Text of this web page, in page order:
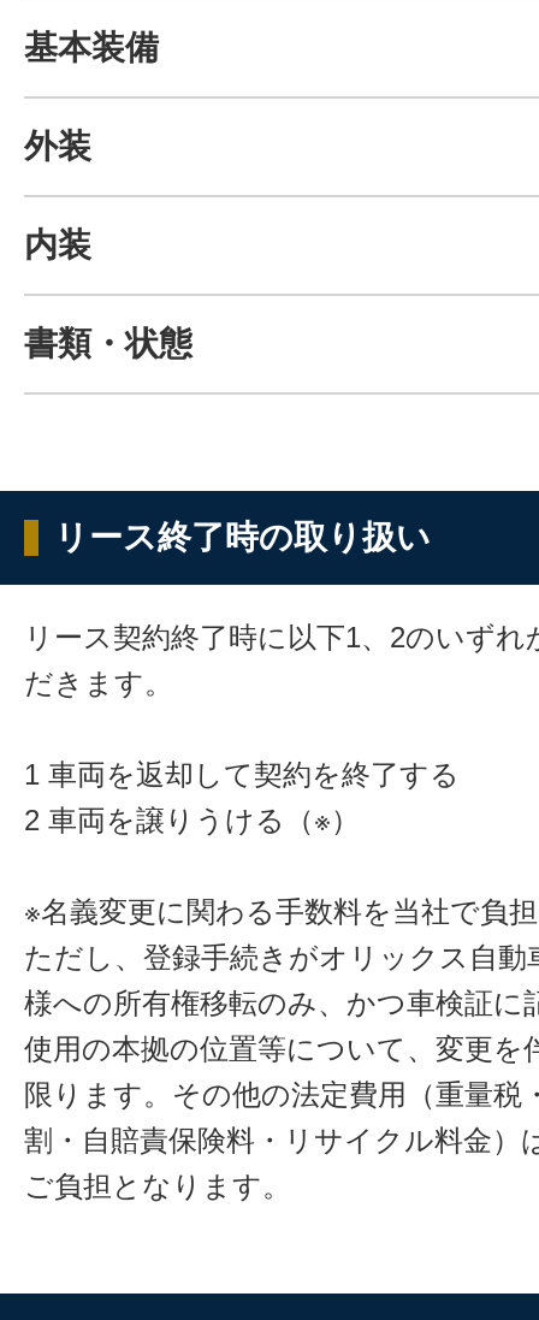
基本装備
外装
内装
書類・状態
リース終了時の取り扱い
リース契約終了時に以下1、2のいず
だきます。
1 車両を返却して契約を終了する
2 車両を譲りうける（※）
※名義変更に関わる手数料を当社で負
ただし、登録手続きがオリックス自動
様への所有権移転のみ、かつ車検証に
使用の本拠の位置等について、変更を
限ります。その他の法定費用（重量税
割・自賠責保険料・リサイクル料金）
ご負担となります。